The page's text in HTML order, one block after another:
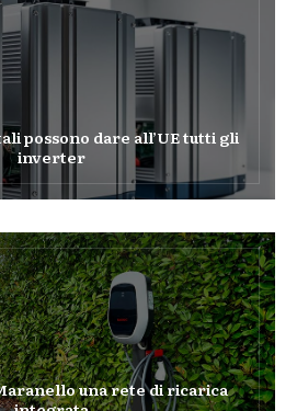
possono dare all’UE tutti gli
inverter
una rete di ricarica